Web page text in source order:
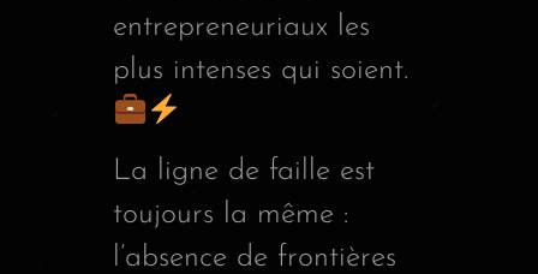
entrepreneuriaux les
plus intenses qui soient.
La ligne de faille est
toujours la même :
l’absence de frontières